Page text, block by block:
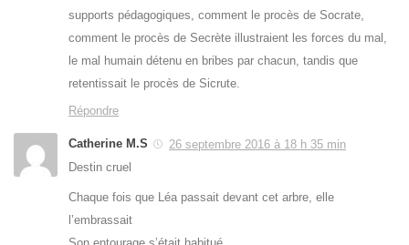
supports pédagogiques, comment le procès de Socrate,
comment le procès de Secrète illustraient les forces du mal,
le mal humain détenu en bribes par chacun, tandis que
retentissait le procès de Sicrute.
Répondre
Catherine M.S
26 septembre 2016 à 18 h 35 min
Destin cruel
Chaque fois que Léa passait devant cet arbre, elle
l’embrassait